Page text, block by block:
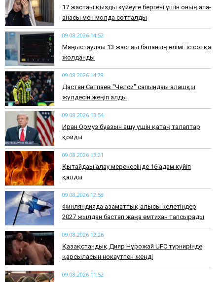
17 жастағы қызды күйеуге бергені үшін оның ата-
анасы мен молда сотталды
09.08.2026 14:52
Маңғыстаудағы 13 жастағы баланың өлімі: іс сотқа
жолданды
09.08.2026 14:28
Дастан Сәтпаев "Челси" сапындағы алғашқы
жүлдесін жеңіп алды
09.08.2026 13:54
Иран Ормуз бұғазын ашу үшін қатаң талаптар
қойды
09.08.2026 13:21
Қытайдағы алау мерекесінде 16 адам күйіп
қалды
09.08.2026 12:58
Финляндияда азаматтық алғысы келетіндер
2027 жылдан бастап жаңа емтихан тапсырады
09.08.2026 12:26
Қазақстандық Дияр Нұрғожай UFC турнирінде
қарсыласын нокаутпен жеңді
09.08.2026 11:52